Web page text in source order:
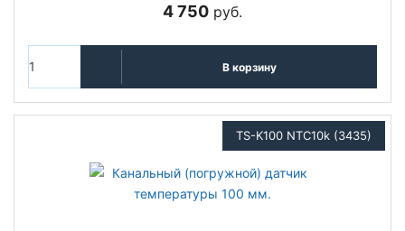
4 750 руб.
В корзину
TS-K100 NTC10k (3435)